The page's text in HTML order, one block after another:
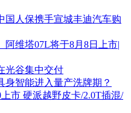
人保携手宣城丰迪汽车购
维塔07L将于8月8日上市|
光谷集中交付
身智能进入量产洗牌期？
市 硬派越野皮卡/2.0T插混/